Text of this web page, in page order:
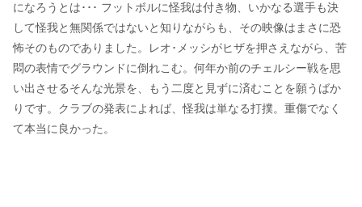
になろうとは･･･ フットボルに怪我は付き物、いかなる選手も決
して怪我と無関係ではないと知りながらも、その映像はまさに恐
怖そのものでありました。レオ･メッシがヒザを押さえながら、苦
悶の表情でグラウンドに倒れこむ。何年か前のチェルシー戦を思
い出させるそんな光景を、もう二度と見ずに済むことを願うばか
りです。クラブの発表によれば、怪我は単なる打撲。重傷でなく
て本当に良かった。